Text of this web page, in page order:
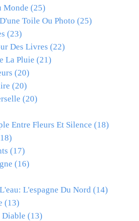
Monde (25)
Toile Ou Photo (25)
(23)
Des Livres (22)
La Pluie (21)
(20)
(20)
(20)
Entre Fleurs Et Silence (18)
(17)
(16)
L'espagne Du Nord (14)
(13)
Diable (13)